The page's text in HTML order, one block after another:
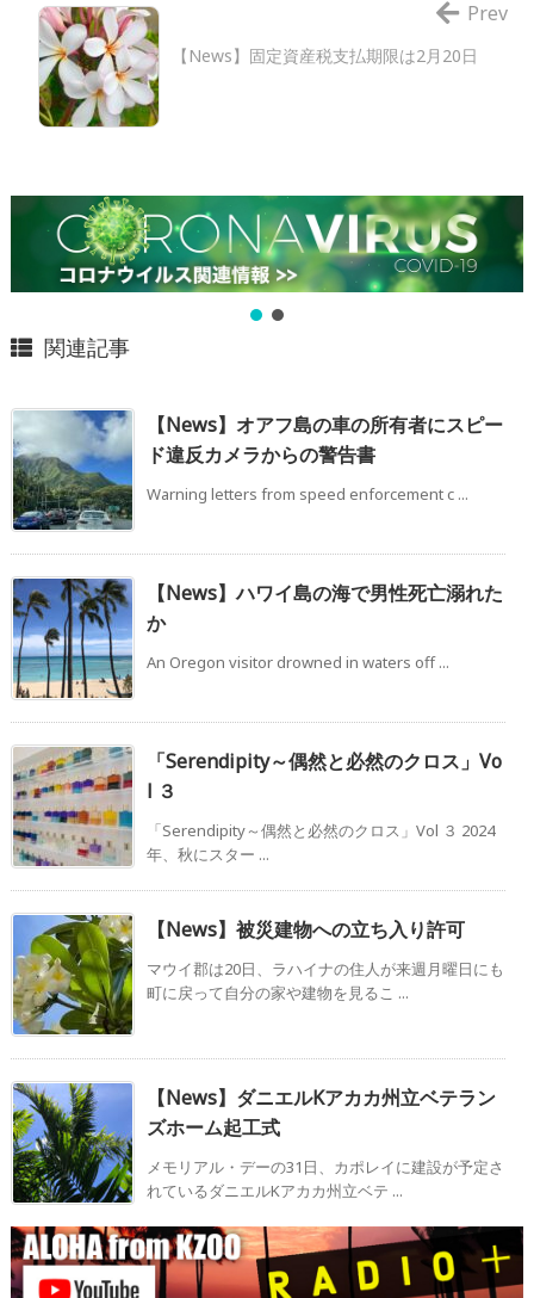
【News】固定資産税支払期限は2月20日
Prev
関連記事
【News】オアフ島の車の所有者にスピー
ド違反カメラからの警告書
Warning letters from speed enforcement c ...
【News】ハワイ島の海で男性死亡溺れた
か
An Oregon visitor drowned in waters off ...
「Serendipity～偶然と必然のクロス」Vo
l ３
「Serendipity～偶然と必然のクロス」Vol ３ 2024
年、秋にスター ...
【News】被災建物への立ち入り許可
マウイ郡は20日、ラハイナの住人が来週月曜日にも
町に戻って自分の家や建物を見るこ ...
【News】ダニエルKアカカ州立ベテラン
ズホーム起工式
メモリアル・デーの31日、カポレイに建設が予定さ
れているダニエルKアカカ州立ベテ ...